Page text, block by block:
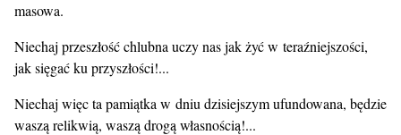
masowa.
Niechaj przeszłość chlubna uczy nas jak żyć w teraźniejszości,
jak sięgać ku przyszłości!...
Niechaj więc ta pamiątka w dniu dzisiejszym ufundowana, będzie
waszą relikwią, waszą drogą własnością!...